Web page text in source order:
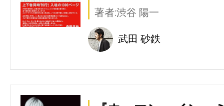
著者:渋谷 陽一
武田 砂鉄